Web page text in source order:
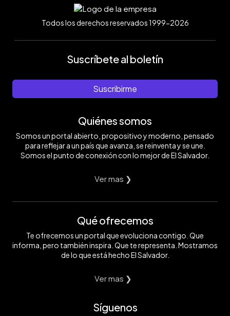
Todos los derechos reservados 1999-2026
Suscríbete al boletín
Suscribirme
Quiénes somos
Somos un portal abierto, propositivo y moderno, pensado
para reflejar a un país que avanza, se reinventa y se une.
Somos el punto de conexión con lo mejor de El Salvador.
Ver mas ❯
Qué ofrecemos
Te ofrecemos un portal que evoluciona contigo. Que
informa, pero también inspira. Que te representa. Mostramos
de lo que está hecho El Salvador.
Ver mas ❯
Síguenos